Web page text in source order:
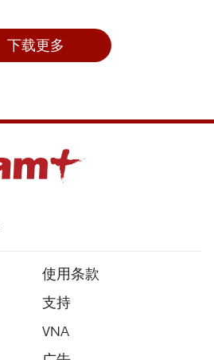
下载更多
使用条款
支持
VNA